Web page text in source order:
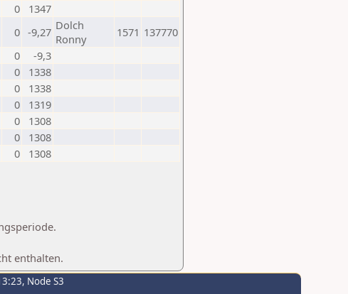
0
1347
0 -9,27 Dolch
Ronny
1571 137770
0
-9,3
0
1338
0
1338
0
1319
0
1308
0
1308
0
1308
enthalten.
Node S3